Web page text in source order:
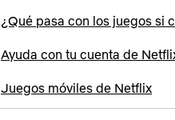
¿Qué pasa con los juegos si
Ayuda con tu cuenta de
Juegos móviles de Netflix